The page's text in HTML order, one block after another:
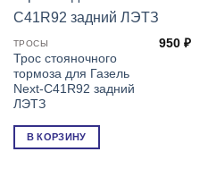
ТРОСЫ
Трос стояночного
тормоза для Газель
Next-C41R92 задний
ЛЭТЗ
950₽
В КОРЗИНУ